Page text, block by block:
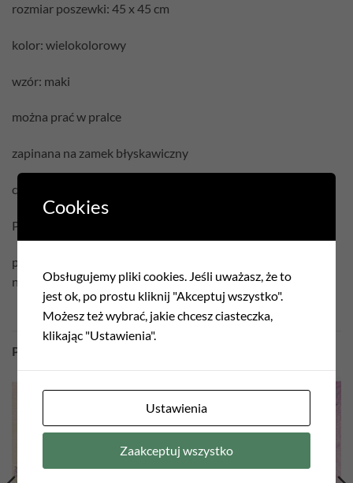
rozmiar poszewki: 45 x 45 cm
kolor: wielokolorowy
wzór: maki
można prać w pralce
zapinana na zamek błyskawiczny
cena podana jest za samą poszewkę bez wypełnienia
Pielęgnacja:
prać w temperaturze 30°C
nie czyścić chemicznie
PODOBNE PRODUKTY
Add to
wishlist
wishlist
Cookies
Obsługujemy pliki cookies. Jeśli uważasz, że to
jest ok, po prostu kliknij "Akceptuj wszystko".
Możesz też wybrać, jakie chcesz ciasteczka,
klikając "Ustawienia".
Ustawienia
Zaakceptuj wszystko